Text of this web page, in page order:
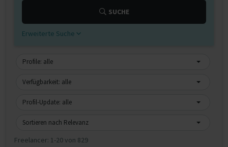
SUCHE
Erweiterte Suche
Profile: alle
Verfügbarkeit: alle
Profil-Update: alle
Sortieren nach Relevanz
Freelancer: 1-20 von 829